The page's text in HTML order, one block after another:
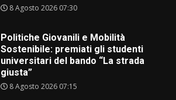
8 Agosto 2026 07:30
Politiche Giovanili e Mobilità
Sostenibile: premiati gli studenti
universitari del bando “La strada
giusta”
8 Agosto 2026 07:15